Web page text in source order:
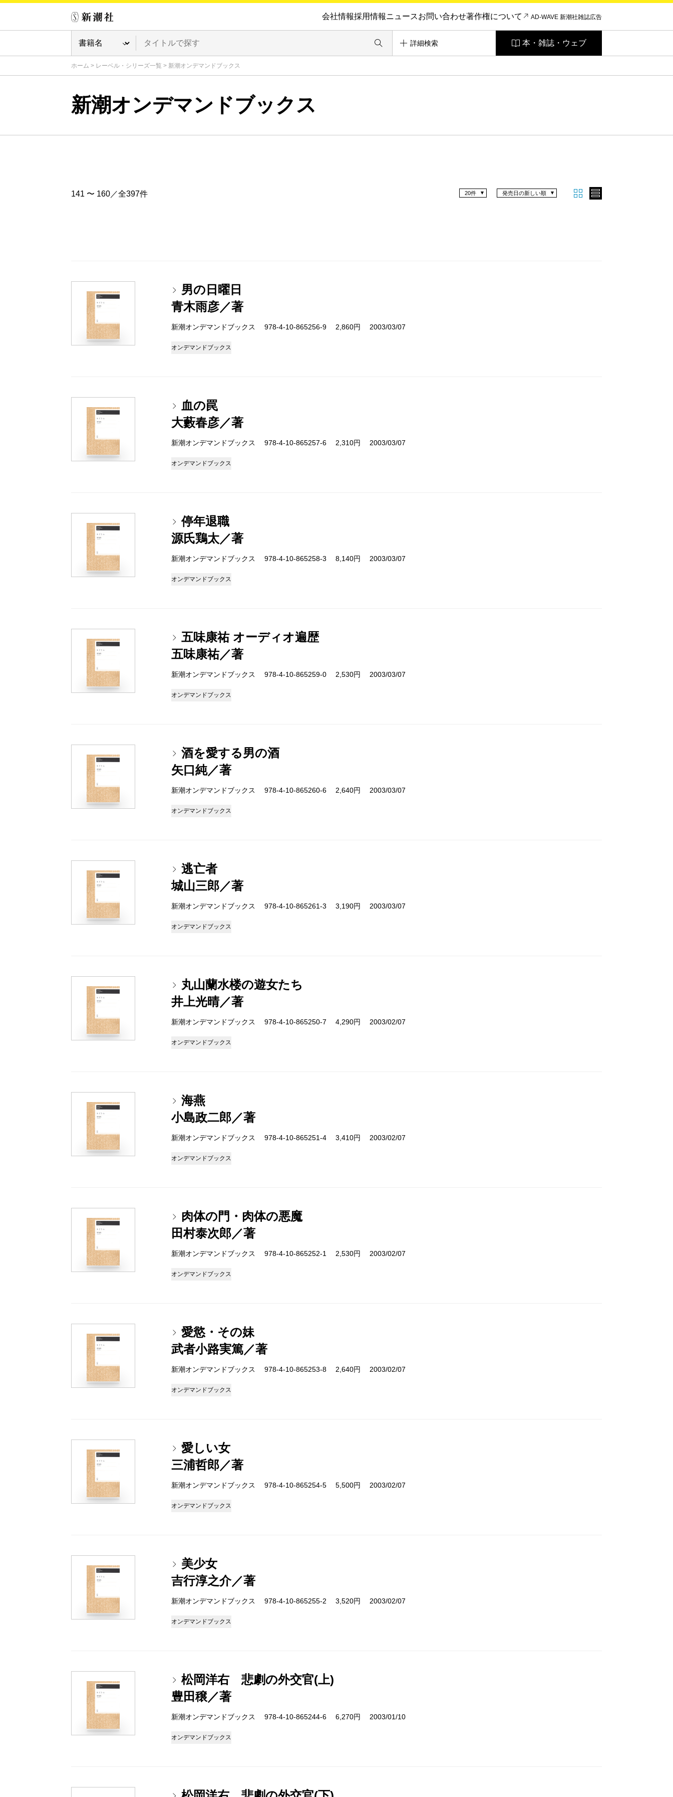
会社情報採用情報ニュースお問い合わせ著作権について AD-WAVE 新潮社雑誌広告
詳細検索 本・雑誌・ウェブ
ホーム > レーベル・シリーズ一覧 > 新潮オンデマンドブックス
新潮オンデマンドブックス
141 〜 160／全397件 発売日の新しい順
20件
男の日曜日
青木雨彦／著
新潮オンデマンドブックス 978-4-10-865256-9 2,860円 2003/03/07
オンデマンドブックス
血の罠
大藪春彦／著
新潮オンデマンドブックス 978-4-10-865257-6 2,310円 2003/03/07
オンデマンドブックス
停年退職
源氏鶏太／著
新潮オンデマンドブックス 978-4-10-865258-3 8,140円 2003/03/07
オンデマンドブックス
五味康祐 オーディオ遍歴
五味康祐／著
新潮オンデマンドブックス 978-4-10-865259-0 2,530円 2003/03/07
オンデマンドブックス
酒を愛する男の酒
矢口純／著
新潮オンデマンドブックス 978-4-10-865260-6 2,640円 2003/03/07
オンデマンドブックス
逃亡者
城山三郎／著
新潮オンデマンドブックス 978-4-10-865261-3 3,190円 2003/03/07
オンデマンドブックス
丸山蘭水楼の遊女たち
井上光晴／著
新潮オンデマンドブックス 978-4-10-865250-7 4,290円 2003/02/07
オンデマンドブックス
海燕
小島政二郎／著
新潮オンデマンドブックス 978-4-10-865251-4 3,410円 2003/02/07
オンデマンドブックス
肉体の門・肉体の悪魔
田村泰次郎／著
新潮オンデマンドブックス 978-4-10-865252-1 2,530円 2003/02/07
オンデマンドブックス
愛慾・その妹
武者小路実篤／著
新潮オンデマンドブックス 978-4-10-865253-8 2,640円 2003/02/07
オンデマンドブックス
愛しい女
三浦哲郎／著
新潮オンデマンドブックス 978-4-10-865254-5 5,500円 2003/02/07
オンデマンドブックス
美少女
吉行淳之介／著
新潮オンデマンドブックス 978-4-10-865255-2 3,520円 2003/02/07
オンデマンドブックス
松岡洋右 悲劇の外交官(上)
豊田穣／著
新潮オンデマンドブックス 978-4-10-865244-6 6,270円 2003/01/10
オンデマンドブックス